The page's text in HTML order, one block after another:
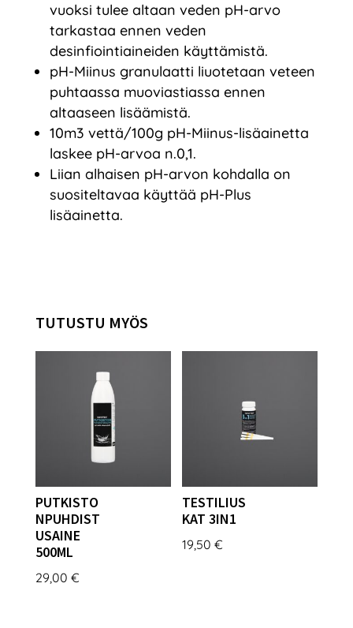
vuoksi tulee altaan veden pH-arvo
tarkastaa ennen veden
desinfiointiaineiden käyttämistä.
pH-Miinus granulaatti liuotetaan veteen
puhtaassa muoviastiassa ennen
altaaseen lisäämistä.
10m3 vettä/100g pH-Miinus-lisäainetta
laskee pH-arvoa n.0,1.
Liian alhaisen pH-arvon kohdalla on
suositeltavaa käyttää pH-Plus
lisäainetta.
TUTUSTU MYÖS
PUTKISTO
NPUHDIST
USAINE
500ML
29,00 €
TESTILIUS
KAT 3IN1
19,50€